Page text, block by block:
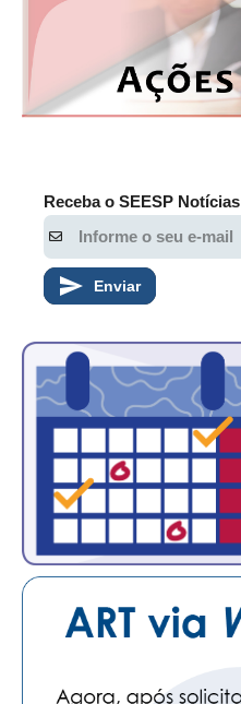
NÚCLEO JOVEM
Receba o SEESP Notícias
Enviar